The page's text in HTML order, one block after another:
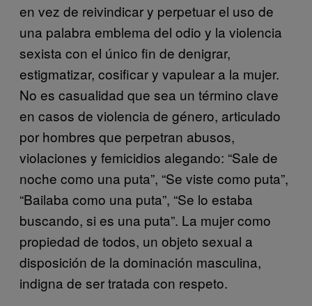
en vez de reivindicar y perpetuar el uso de
una palabra emblema del odio y la violencia
sexista con el único fin de denigrar,
estigmatizar, cosificar y vapulear a la mujer.
No es casualidad que sea un término clave
en casos de violencia de género, articulado
por hombres que perpetran abusos,
violaciones y femicidios alegando: “Sale de
noche como una puta”, “Se viste como puta”,
“Bailaba como una puta”, “Se lo estaba
buscando, si es una puta”. La mujer como
propiedad de todos, un objeto sexual a
disposición de la dominación masculina,
indigna de ser tratada con respeto.